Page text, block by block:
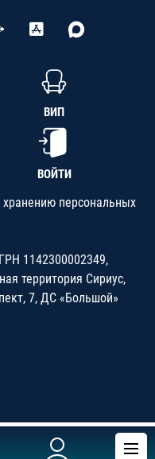
ВИП
ВОЙТИ
персональных
1142300002349,
территория Сириус,
7, ДС «Большой»